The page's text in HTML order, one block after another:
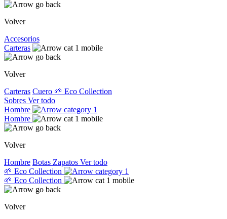
Volver
Accesorios
Carteras
Volver
Carteras Cuero 🌱 Eco Collection
Sobres Ver todo
Hombre
Hombre
Volver
Hombre Botas Zapatos Ver todo
🌱 Eco Collection
🌱 Eco Collection
Volver